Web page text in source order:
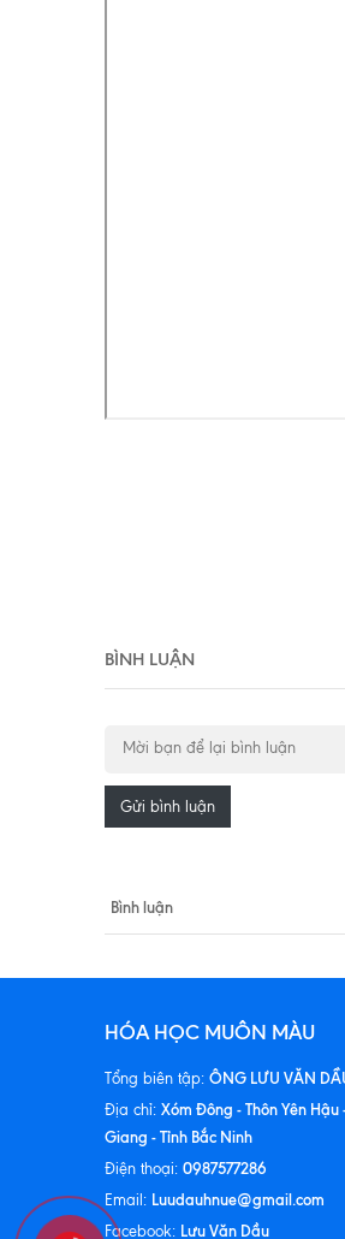
BÌNH LUẬN
Gửi bình luận
Bình luận
HÓA HỌC MUÔN MÀU
Tổng biên tập: ÔNG LƯU VĂN
Địa chỉ: Xóm Đông - Thôn Yên Hậu
Giang - Tỉnh Bắc Ninh
Điện thoại: 0987577286
Email: Luudauhnue@gmail.com
Facebook: Lưu Văn Dầu